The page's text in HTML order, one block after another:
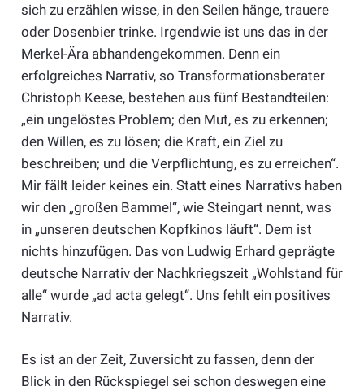
sich zu erzählen wisse, in den Seilen hänge, trauere
oder Dosenbier trinke. Irgendwie ist uns das in der
Merkel-Ära abhandengekommen. Denn ein
erfolgreiches Narrativ, so Transformationsberater
Christoph Keese, bestehen aus fünf Bestandteilen:
„ein ungelöstes Problem; den Mut, es zu erkennen;
den Willen, es zu lösen; die Kraft, ein Ziel zu
beschreiben; und die Verpflichtung, es zu erreichen“.
Mir fällt leider keines ein. Statt eines Narrativs haben
wir den „großen Bammel“, wie Steingart nennt, was
in „unseren deutschen Kopfkinos läuft“. Dem ist
nichts hinzufügen. Das von Ludwig Erhard geprägte
deutsche Narrativ der Nachkriegszeit „Wohlstand für
alle“ wurde „ad acta gelegt“. Uns fehlt ein positives
Narrativ.
Es ist an der Zeit, Zuversicht zu fassen, denn der
Blick in den Rückspiegel sei schon deswegen eine